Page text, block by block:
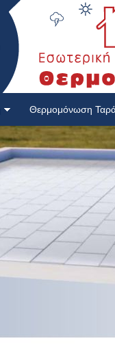
Θερμομόνωση